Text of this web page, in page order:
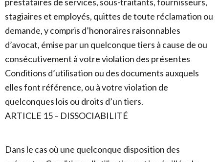
stagiaires et employés, quittes de toute réclamation ou
demande, y compris d’honoraires raisonnables
d’avocat, émise par un quelconque tiers à cause de ou
consécutivement à votre violation des présentes
Conditions d’utilisation ou des documents auxquels
elles font référence, ou à votre violation de
quelconques lois ou droits d’un tiers.
ARTICLE 15 – DISSOCIABILITÉ
Dans le cas où une quelconque disposition des